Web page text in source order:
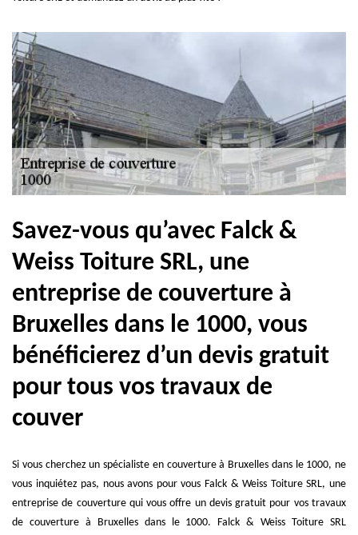
Savez-vous qu’avec Falck &
Weiss Toiture SRL, une
entreprise de couverture à
Bruxelles dans le 1000, vous
bénéficierez d’un devis gratuit
pour tous vos travaux de
couver
Si vous cherchez un spécialiste en couverture à Bruxelles dans le 1000, ne
vous inquiétez pas, nous avons pour vous Falck & Weiss Toiture SRL, une
entreprise de couverture qui vous offre un devis gratuit pour vos travaux
de couverture à Bruxelles dans le 1000. Falck & Weiss Toiture SRL